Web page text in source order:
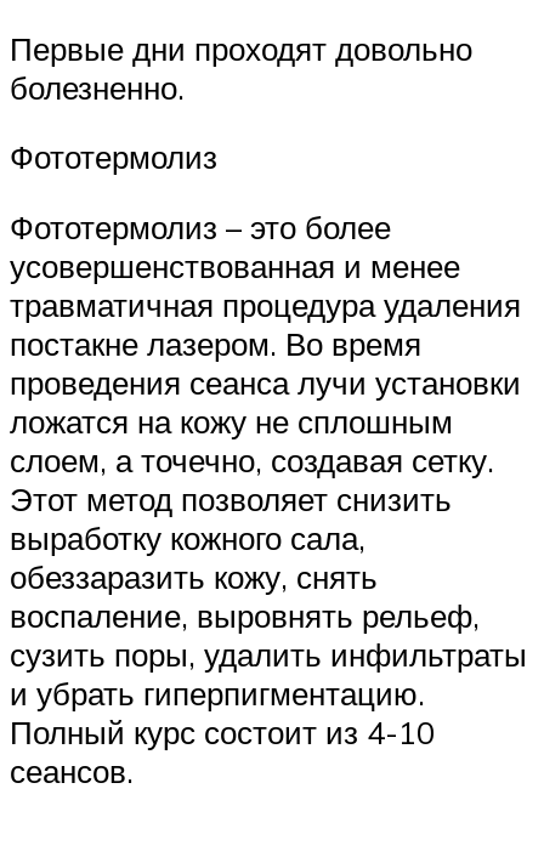
Первые дни проходят довольно
болезненно.
Фототермолиз
Фототермолиз – это более
усовершенствованная и менее
травматичная процедура удаления
постакне лазером. Во время
проведения сеанса лучи установки
ложатся на кожу не сплошным
слоем, а точечно, создавая сетку.
Этот метод позволяет снизить
выработку кожного сала,
обеззаразить кожу, снять
воспаление, выровнять рельеф,
сузить поры, удалить инфильтраты
и убрать гиперпигментацию.
Полный курс состоит из 4-10
сеансов.